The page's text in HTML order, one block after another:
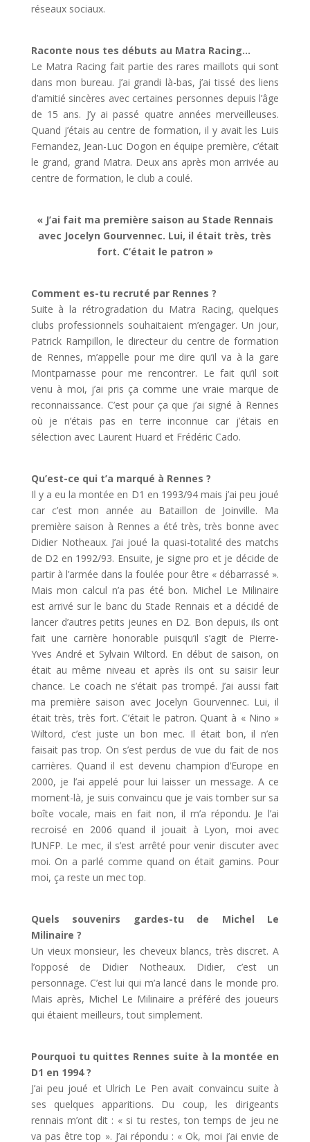
réseaux sociaux.
Raconte nous tes débuts au Matra Racing…
Le Matra Racing fait partie des rares maillots qui sont
dans mon bureau. J’ai grandi là-bas, j’ai tissé des liens
d’amitié sincères avec certaines personnes depuis l’âge
de 15 ans. J’y ai passé quatre années merveilleuses.
Quand j’étais au centre de formation, il y avait les Luis
Fernandez, Jean-Luc Dogon en équipe première, c’était
le grand, grand Matra. Deux ans après mon arrivée au
centre de formation, le club a coulé.
« J’ai fait ma première saison au Stade Rennais
avec Jocelyn Gourvennec. Lui, il était très, très
fort. C’était le patron »
Comment es-tu recruté par Rennes ?
Suite à la rétrogradation du Matra Racing, quelques
clubs professionnels souhaitaient m’engager. Un jour,
Patrick Rampillon, le directeur du centre de formation
de Rennes, m’appelle pour me dire qu’il va à la gare
Montparnasse pour me rencontrer. Le fait qu’il soit
venu à moi, j’ai pris ça comme une vraie marque de
reconnaissance. C’est pour ça que j’ai signé à Rennes
où je n’étais pas en terre inconnue car j’étais en
sélection avec Laurent Huard et Frédéric Cado.
Qu’est-ce qui t’a marqué à Rennes ?
Il y a eu la montée en D1 en 1993/94 mais j’ai peu joué
car c’est mon année au Bataillon de Joinville. Ma
première saison à Rennes a été très, très bonne avec
Didier Notheaux. J’ai joué la quasi-totalité des matchs
de D2 en 1992/93. Ensuite, je signe pro et je décide de
partir à l’armée dans la foulée pour être « débarrassé ».
Mais mon calcul n’a pas été bon. Michel Le Milinaire
est arrivé sur le banc du Stade Rennais et a décidé de
lancer d’autres petits jeunes en D2. Bon depuis, ils ont
fait une carrière honorable puisqu’il s’agit de Pierre-
Yves André et Sylvain Wiltord. En début de saison, on
était au même niveau et après ils ont su saisir leur
chance. Le coach ne s’était pas trompé. J’ai aussi fait
ma première saison avec Jocelyn Gourvennec. Lui, il
était très, très fort. C’était le patron. Quant à « Nino »
Wiltord, c’est juste un bon mec. Il était bon, il n’en
faisait pas trop. On s’est perdus de vue du fait de nos
carrières. Quand il est devenu champion d’Europe en
2000, je l’ai appelé pour lui laisser un message. A ce
moment-là, je suis convaincu que je vais tomber sur sa
boîte vocale, mais en fait non, il m’a répondu. Je l’ai
recroisé en 2006 quand il jouait à Lyon, moi avec
l’UNFP. Le mec, il s’est arrêté pour venir discuter avec
moi. On a parlé comme quand on était gamins. Pour
moi, ça reste un mec top.
Quels souvenirs gardes-tu de Michel Le
Milinaire ?
Un vieux monsieur, les cheveux blancs, très discret. A
l’opposé de Didier Notheaux. Didier, c’est un
personnage. C’est lui qui m’a lancé dans le monde pro.
Mais après, Michel Le Milinaire a préféré des joueurs
qui étaient meilleurs, tout simplement.
Pourquoi tu quittes Rennes suite à la montée en
D1 en 1994 ?
J’ai peu joué et Ulrich Le Pen avait convaincu suite à
ses quelques apparitions. Du coup, les dirigeants
rennais m’ont dit : « si tu restes, ton temps de jeu ne
va pas être top ». J’ai répondu : « Ok, moi j’ai envie de